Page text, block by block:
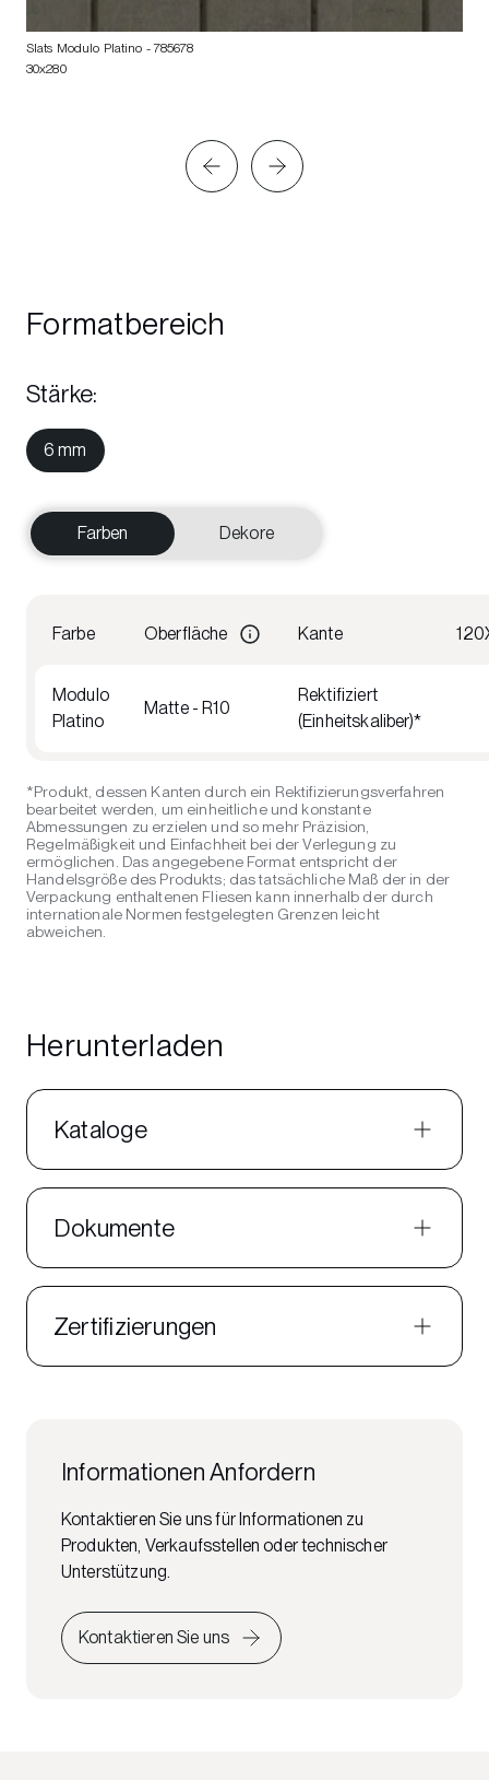
Slats Modulo Platino - 785678
30x280
Formatbereich
Stärke:
6 mm
Farben Dekore
Farbe Oberfläche Kante
Modulo
Platino
Matte - R10
Rektifiziert
(Einheitskaliber)*
*Produkt, dessen Kanten durch ein Rektifizierungsverfahren
bearbeitet werden, um einheitliche und konstante
Abmessungen zu erzielen und so mehr Präzision,
Regelmäßigkeit und Einfachheit bei der Verlegung zu
ermöglichen. Das angegebene Format entspricht der
Handelsgröße des Produkts; das tatsächliche Maß der in der
Verpackung enthaltenen Fliesen kann innerhalb der durch
internationale Normen festgelegten Grenzen leicht
abweichen.
Herunterladen
Kataloge
Dokumente
Zertifizierungen
Informationen Anfordern
Kontaktieren Sie uns für Informationen zu
Produkten, Verkaufsstellen oder technischer
Unterstützung.
Kontaktieren Sie uns